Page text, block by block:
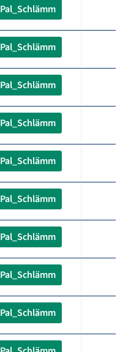
Pal_Schlämm
Pal_Schlämm
Pal_Schlämm
Pal_Schlämm
Pal_Schlämm
Pal_Schlämm
Pal_Schlämm
Pal_Schlämm
Pal_Schlämm